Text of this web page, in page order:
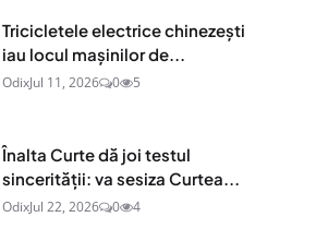
Tricicletele electrice chinezești
iau locul mașinilor de...
OdixJul 11, 2026 0 5
Înalta Curte dă joi testul
sincerității: va sesiza Curtea...
OdixJul 22, 2026 0 4